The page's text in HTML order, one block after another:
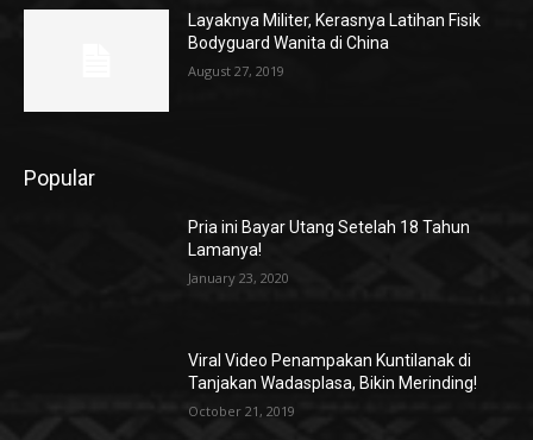
Layaknya Militer, Kerasnya Latihan Fisik
Bodyguard Wanita di China
August 27, 2019
Popular
Pria ini Bayar Utang Setelah 18 Tahun
Lamanya!
January 23, 2020
Viral Video Penampakan Kuntilanak di
Tanjakan Wadasplasa, Bikin Merinding!
October 21, 2019